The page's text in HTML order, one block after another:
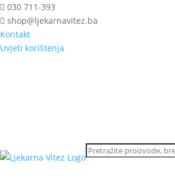
030 711-393
shop@ljekarnavitez.ba
Kontakt
Uvjeti korištenja